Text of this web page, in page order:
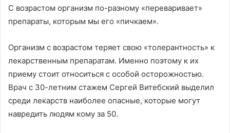
С возрастом организм по-разному «переваривает»
препараты, которым мы его «пичкаем».
Организм с возрастом теряет свою «толерантность» к
лекарственным препаратам. Именно поэтому к их
приему стоит относиться с особой осторожностью.
Врач с 30-летним стажем Сергей Витебский выделил
среди лекарств наиболее опасные, которые могут
навредить людям кому за 50.